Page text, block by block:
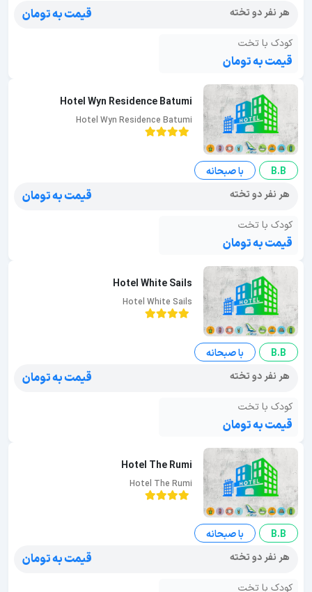
هر نفر دو تخته
قیمت به تومان
کودک با تخت
قیمت به تومان
Hotel Wyn Residence Batumi
Hotel Wyn Residence Batumi
B.B
با صبحانه
هر نفر دو تخته
قیمت به تومان
کودک با تخت
قیمت به تومان
Hotel White Sails
Hotel White Sails
B.B
با صبحانه
هر نفر دو تخته
قیمت به تومان
کودک با تخت
قیمت به تومان
Hotel The Rumi
Hotel The Rumi
B.B
با صبحانه
هر نفر دو تخته
قیمت به تومان
کودک با تخت